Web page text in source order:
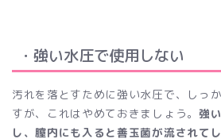
・強い水圧で使用しない
汚れを落とすために強い水圧で、しっ
すが、これはやめておきましょう。 強
し、膣内にも入ると善玉菌が流されてし